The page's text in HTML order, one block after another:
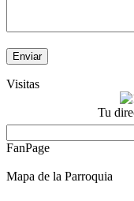
Visitas
Tu
FanPage
Mapa de la Parroquia